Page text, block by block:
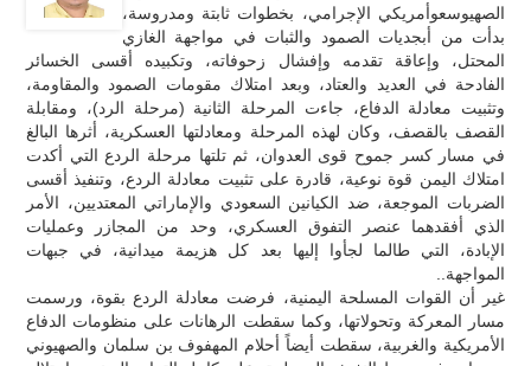
الصهيوسعوأمريكي الإجرامي، بخطوات ثابتة ومدروسة،
بدأت من أبجديات الصمود والثبات في مواجهة الغازي
المحتل، وإعاقة تقدمه وإفشال زحوفاته، وتكبيده أقسى الخسائر
الفادحة في العديد والعتاد، وبعد امتلاك مقومات الصمود والمقاومة،
وتثبيت معادلة الدفاع، جاءت المرحلة الثانية (مرحلة الرد)، ومقابلة
القصف بالقصف، وكان لهذه المرحلة ومعادلتها العسكرية، أثرها البالغ
في مسار كسر جموح قوى العدوان، ثم تلتها مرحلة الردع التي أكدت
امتلاك اليمن قوة نوعية، قادرة على تثبيت معادلة الردع، وتنفيذ أقسى
الضربات الموجعة، ضد الكيانين السعودي والإماراتي المعتديين، الأمر
الذي أفقدهما عنصر التفوق العسكري، وحد من المجازر وعمليات
الإبادة، التي طالما لجأوا إليها بعد كل هزيمة ميدانية، في جبهات
المواجهة..
غير أن القوات المسلحة اليمنية، فرضت معادلة الردع بقوة، ورسمت
مسار المعركة وتحولاتها، وكما سقطت الرهانات على منظومات الدفاع
الأمريكية والغربية، سقطت أيضاً أحلام المهفوف بن سلمان والصهيوني